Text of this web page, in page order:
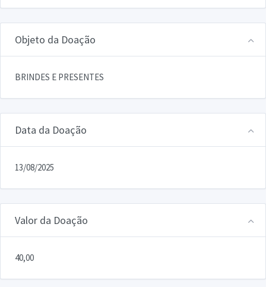
Objeto da Doação
BRINDES E PRESENTES
Data da Doação
13/08/2025
Valor da Doação
40,00